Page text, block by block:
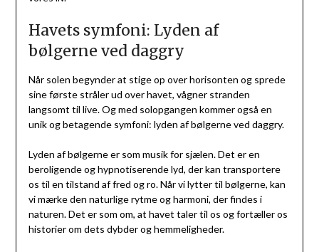
Havets symfoni: Lyden af
bølgerne ved daggry
Når solen begynder at stige op over horisonten og sprede
sine første stråler ud over havet, vågner stranden
langsomt til live. Og med solopgangen kommer også en
unik og betagende symfoni: lyden af bølgerne ved daggry.
Lyden af bølgerne er som musik for sjælen. Det er en
beroligende og hypnotiserende lyd, der kan transportere
os til en tilstand af fred og ro. Når vi lytter til bølgerne, kan
vi mærke den naturlige rytme og harmoni, der findes i
naturen. Det er som om, at havet taler til os og fortæller os
historier om dets dybder og hemmeligheder.